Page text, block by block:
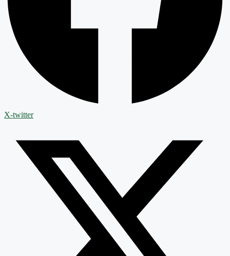
X-twitter